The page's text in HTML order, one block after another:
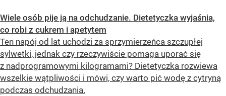
Wiele osób pije ją na odchudzanie. Dietetyczka wyjaśnia,
co robi z cukrem i apetytem
Ten napój od lat uchodzi za sprzymierzeńca szczupłej
sylwetki, jednak czy rzeczywiście pomaga uporać się
z nadprogramowymi kilogramami? Dietetyczka rozwiewa
wszelkie wątpliwości i mówi, czy warto pić wodę z cytryną
podczas odchudzania.